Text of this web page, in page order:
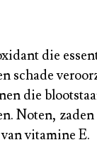
die
schade
die
Noten,
vitamine E.